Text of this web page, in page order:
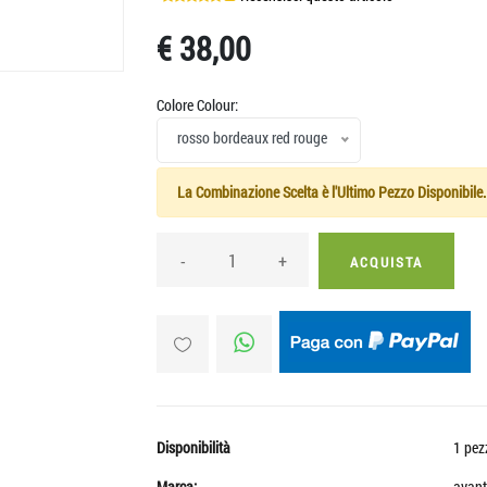
€ 38,00
Colore Colour:
rosso bordeaux red rouge
La Combinazione Scelta è l'Ultimo Pezzo Disponibile.
- + ACQUISTA
Disponibilità
1